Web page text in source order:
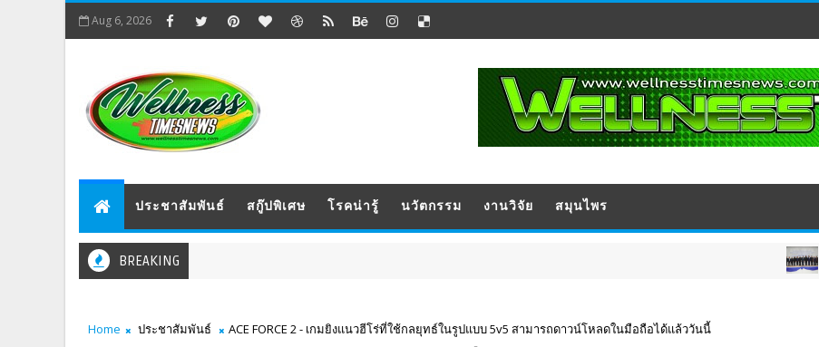
Aug 6, 2026
ประชาสัมพันธ์ สกู๊ปพิเศษ โรคน่ารู้ นวัตกรรม งานวิจัย สมุนไพร
BREAKING ประชาสัมพันธ์
Home ประชาสัมพันธ์ ACE FORCE 2 - เกมยิงแนวฮีโร่ที่ใช้กลยุทธ์ในรูปแบบ 5v5 สามารถดาวน์โหลดในมือถือได้แล้ววันนี้